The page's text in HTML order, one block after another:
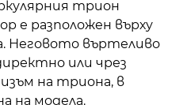
трион
е разположен върху
Неговото въртеливо
или чрез
на триона, в
на модела.